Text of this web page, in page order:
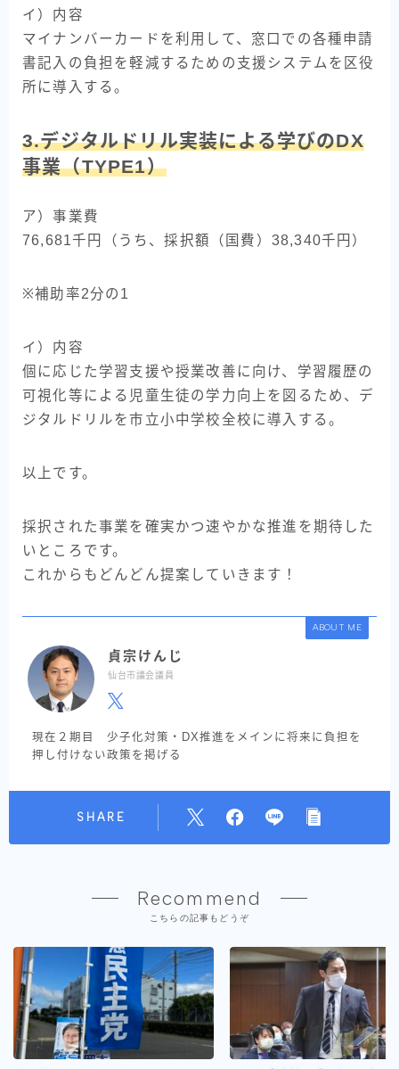
イ）内容
マイナンバーカードを利用して、窓口での各種申請
書記入の負担を軽減するための支援システムを区役
所に導入する。
3.デジタルドリル実装による学びのDX
事業（TYPE1）
ア）事業費
76,681千円（うち、採択額（国費）38,340千円）
※補助率2分の1
イ）内容
個に応じた学習支援や授業改善に向け、学習履歴の
可視化等による児童生徒の学力向上を図るため、デ
ジタルドリルを市立小中学校全校に導入する。
以上です。
採択された事業を確実かつ速やかな推進を期待した
いところです。
これからもどんどん提案していきます！
ABOUT ME
貞宗けんじ
仙台市議会議員
現在２期目 少子化対策・DX推進をメインに将来に負担を
押し付けない政策を掲げる
SHARE
Recommend
こちらの記事もどうぞ